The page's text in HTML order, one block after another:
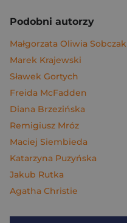
Podobni autorzy
Małgorzata Oliwia Sobczak
Marek Krajewski
Sławek Gortych
Freida McFadden
Diana Brzezińska
Remigiusz Mróz
Maciej Siembieda
Katarzyna Puzyńska
Jakub Rutka
Agatha Christie